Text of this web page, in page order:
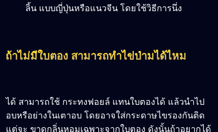
ลิ้น แบบญี่ปุ่นหรือแนวจีน โดยใช้วิธีการนึ่ง
ถ้าไม่มีใบตอง สามารถทำไข่ป่ามได้ไหม
ได้ สามารถใช้ กระทงฟอยล์ แทนใบตองได้ แล้วนำไป
อบหรือย่างในเตาอบ โดยอาจใส่กระดาษไขรองกันติด
แต่จะ ขาดกลิ่นหอมเฉพาะจากใบตอง ดังนั้นถ้าอยากได้